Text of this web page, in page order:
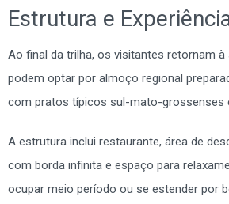
Estrutura e
Ao final da trilha, os visitantes retornam à
podem optar por almoço regional
com pratos típicos sul-mato-grossenses
A estrutura inclui restaurante, área de
com borda infinita e espaço para
ocupar meio período ou se estender por